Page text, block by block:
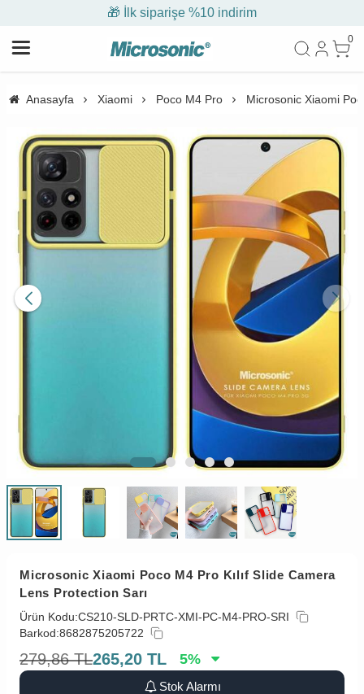
🎁 İlk siparişe %10 indirim
0
Anasayfa Xiaomi Poco M4 Pro Microsonic Xiaomi
Microsonic Xiaomi Poco M4 Pro Kılıf Slide Camera
Lens Protection Sarı
Ürün Kodu:CS210-SLD-PRTC-XMI-PC-M4-PRO-SRI
Barkod:8682875205722
279,86 TL265,20 TL 5%
Stok Alarmı